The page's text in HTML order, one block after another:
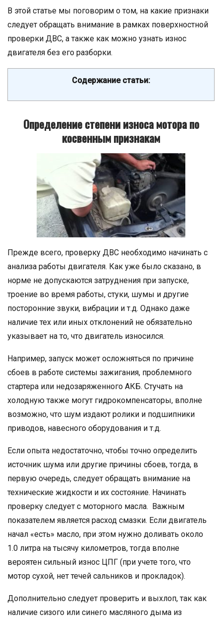
В этой статье мы поговорим о том, на какие признаки
следует обращать внимание в рамках поверхностной
проверки ДВС, а также как можно узнать износ
двигателя без его разборки.
Содержание статьи:
Определение степени износа мотора по
косвенным признакам
Прежде всего, проверку ДВС необходимо начинать с
анализа работы двигателя. Как уже было сказано, в
норме не допускаются затруднения при запуске,
троение во время работы, стуки, шумы и другие
посторонние звуки, вибрации и т.д. Однако даже
наличие тех или иных отклонений не обязательно
указывает на то, что двигатель износился.
Например, запуск может осложняться по причине
сбоев в работе системы зажигания, проблемного
стартера или недозаряженного АКБ. Стучать на
холодную также могут гидрокомпенсаторы, вполне
возможно, что шум издают ролики и подшипники
приводов, навесного оборудования и т.д.
Если опыта недостаточно, чтобы точно определить
источник шума или другие причины сбоев, тогда, в
первую очередь, следует обращать внимание на
технические жидкости и их состояние. Начинать
проверку следует с моторного масла. Важным
показателем является расход смазки. Если двигатель
начал «есть» масло, при этом нужно доливать около
1.0 литра на тысячу километров, тогда вполне
вероятен сильный износ ЦПГ (при учете того, что
мотор сухой, нет течей сальников и прокладок).
Дополнительно следует проверить и выхлоп, так как
наличие сизого или синего масляного дыма из